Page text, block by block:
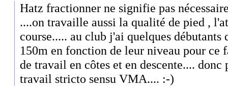
Hatz fractionner ne signifie pas
....on travaille aussi la qualité de pied ,
course..... au club j'ai quelques
150m en fonction de leur niveau pour ce
de travail en côtes et en descente.... donc
travail stricto sensu VMA.... :-)